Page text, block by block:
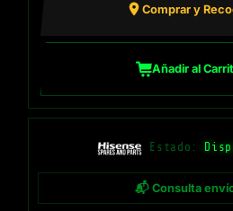
Comprar y
Añadir al
Estado:
📬 Consulta